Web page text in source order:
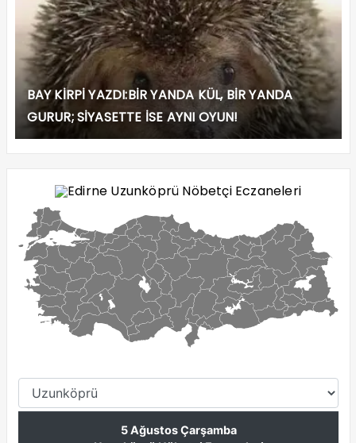
BAY KİRPİ YAZDI:BİR YANDA KÜL, BİR YANDA
GURUR; SİYASETTE İSE AYNI OYUN!